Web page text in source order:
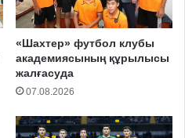
«Шахтер» футбол клубы
академиясының құрылысы
жалғасуда
07.08.2026